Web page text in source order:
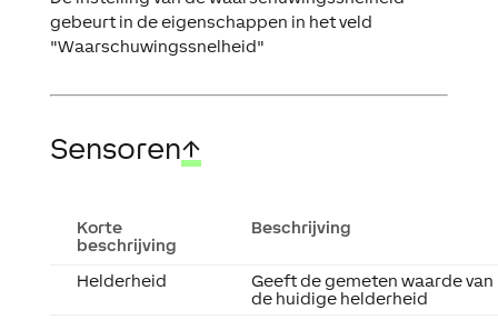
gebeurt in de eigenschappen in het veld
"Waarschuwingssnelheid"
Sensoren↑
Korte
beschrijving
Beschrijving
Helderheid
Geeft de gemeten waarde van
de huidige helderheid